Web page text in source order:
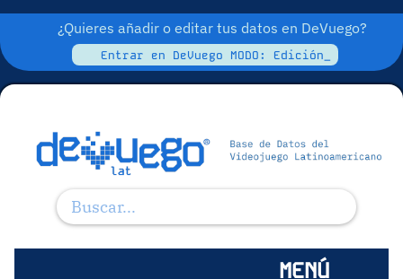
¿Quieres añadir o editar tus datos en DeVuego?
Entrar en DeVuego MODO: Edición_
MENÚ